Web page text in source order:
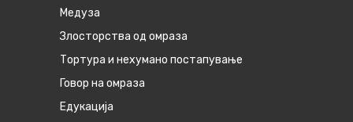
Медуза
Злосторства од омраза
Тортура и нехумано постапување
Говор на омраза
Едукација